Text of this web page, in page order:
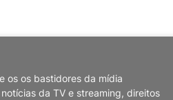
os os bastidores da mídia
da TV e streaming, direitos